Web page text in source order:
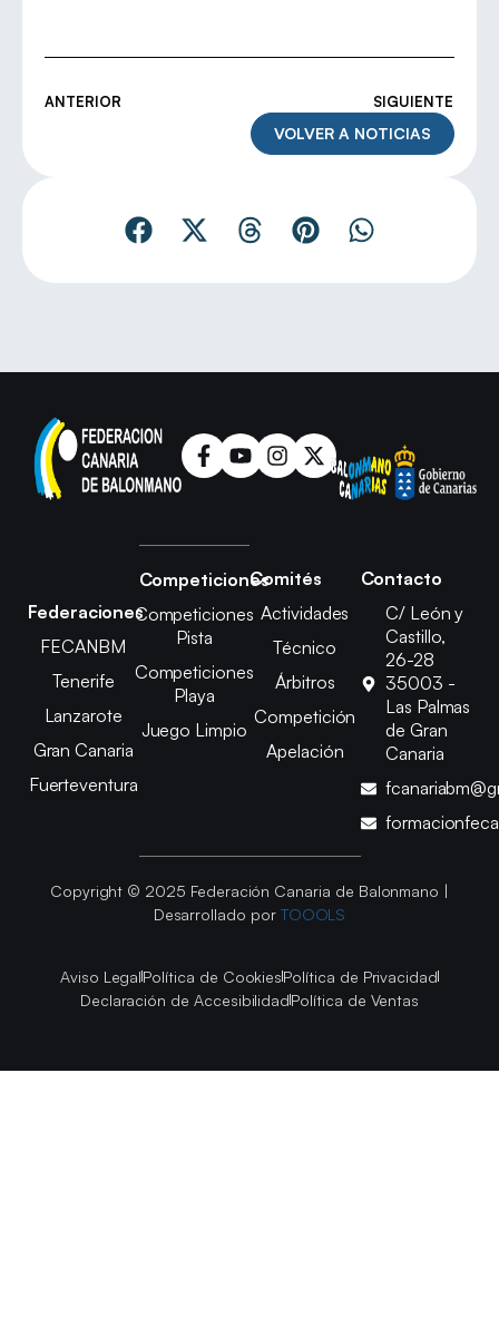
ANTERIOR SIGUIENTE
VOLVER A NOTICIAS
Federaciones
FECANBM
Tenerife
Lanzarote
Gran Canaria
Fuerteventura
Competiciones
Competiciones
Pista
Competiciones
Playa
Juego Limpio
Comités
Actividades
Técnico
Árbitros
Competición
Apelación
Contacto
C/ León y
Castillo,
26-28
35003 -
Las Palmas
de Gran
Canaria
Copyright © 2025 Federación Canaria de Balonmano |
Desarrollado por TOOOLS
Aviso LegalPolítica de CookiesPolítica de Privacidad
Declaración de AccesibilidadPolítica de Ventas